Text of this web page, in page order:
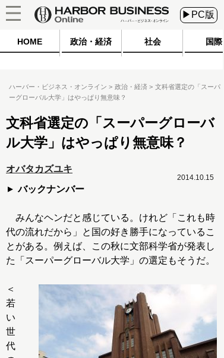
▶PC版
HOME 政治・経済 社会 国際
ハーバー・ビジネス・オンライン 政治・経済
文科省選定の「スーパ
ーグローバル大学」はやっぱり無意味？
文科省選定の「スーパーグローバ
ル大学」はやっぱり無意味？
オバタカズユキ
バックナンバー
2014.10.15
みんなヘンだと感じている。けれど「これも時
代の流れだから」と国の好き勝手になっているこ
とがある。例えば、この秋に文部科学省が発表し
た「スーパーグローバル大学」の選定もそうだ。
＜
若
い
世
代